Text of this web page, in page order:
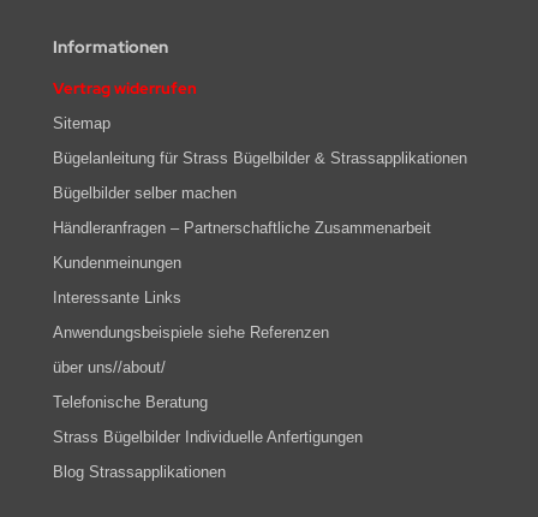
Informationen
Vertrag widerrufen
Sitemap
Bügelanleitung für Strass Bügelbilder & Strassapplikationen
Bügelbilder selber machen
Händleranfragen – Partnerschaftliche Zusammenarbeit
Kundenmeinungen
Interessante Links
Anwendungsbeispiele siehe Referenzen
über uns//about/
Telefonische Beratung
Strass Bügelbilder Individuelle Anfertigungen
Blog Strassapplikationen